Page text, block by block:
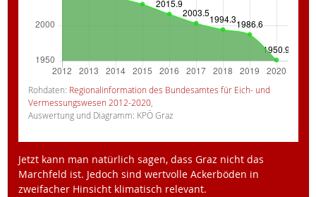
Rohdaten: Regionalinformation des Bundesamtes für Eich- und
Vermessungswesen 2012-2020,
Auswertung und Diagramm: KPÖ Graz
Jetzt kann man natürlich sagen, dass Graz nicht das
Marchfeld ist. Jedoch sind wertvolle Ackerböden in
zweifacher Hinsicht klimatisch relevant.